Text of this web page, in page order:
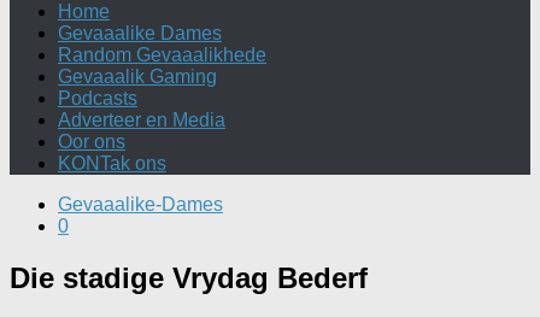
Home
Gevaaalike Dames
Random Gevaaalikhede
Gevaaalik Gaming
Podcasts
Adverteer en Media
Oor ons
KONTak ons
Gevaaalike-Dames
0
Die stadige Vrydag Bederf